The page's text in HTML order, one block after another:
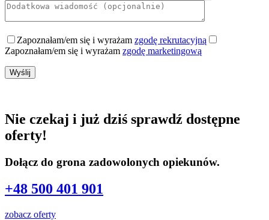
Zapoznałam/em się i wyrażam zgodę rekrutacyjną
Zapoznałam/em się i wyrażam zgodę marketingową
Nie czekaj i już dziś sprawdź dostępne
oferty!
Dołącz do grona zadowolonych opiekunów.
+48 500 401 901
zobacz oferty